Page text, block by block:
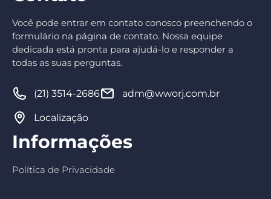
Você pode entrar em contato conosco preenchendo o
formulário na página de contato. Nossa equipe
dedicada está pronta para ajudá-lo e responder a
todas as suas perguntas.
(21) 3514-2686 adm@wworj.com.br
Localização
Informações
Política de Privacidade